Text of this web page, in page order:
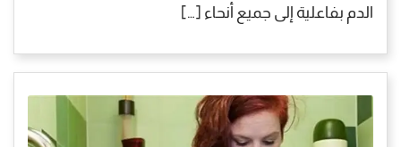
الدم بفاعلية إلى جميع أنحاء […]